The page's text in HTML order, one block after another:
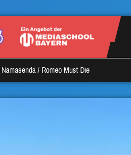
Namasenda / Romeo Must Die